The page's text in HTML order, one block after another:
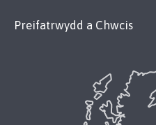
Preifatrwydd a Chwcis